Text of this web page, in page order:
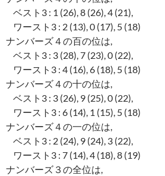
ベスト3 : 1 (26), 8 (26), 4 (21),
ワースト3 : 2 (13), 0 (17), 5 (18)
ナンバーズ４の百の位は,
ベスト3 : 3 (28), 7 (23), 0 (22),
ワースト3 : 4 (16), 6 (18), 5 (18)
ナンバーズ４の十の位は,
ベスト3 : 3 (26), 9 (25), 0 (22),
ワースト3 : 6 (14), 1 (15), 5 (18)
ナンバーズ４の一の位は,
ベスト3 : 2 (24), 9 (24), 3 (22),
ワースト3 : 7 (14), 4 (18), 8 (19)
ナンバーズ３の全位は,